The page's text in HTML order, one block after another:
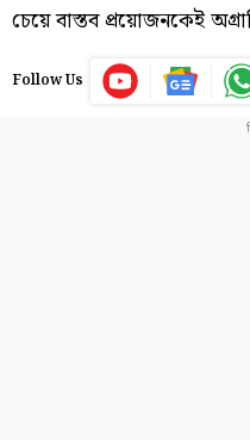
চেয়ে বাস্তব প্রয়োজনকেই
Follow Us